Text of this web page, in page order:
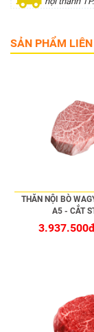
SẢN PHẨM
THĂN NỘI BÒ
A5 - CẮT